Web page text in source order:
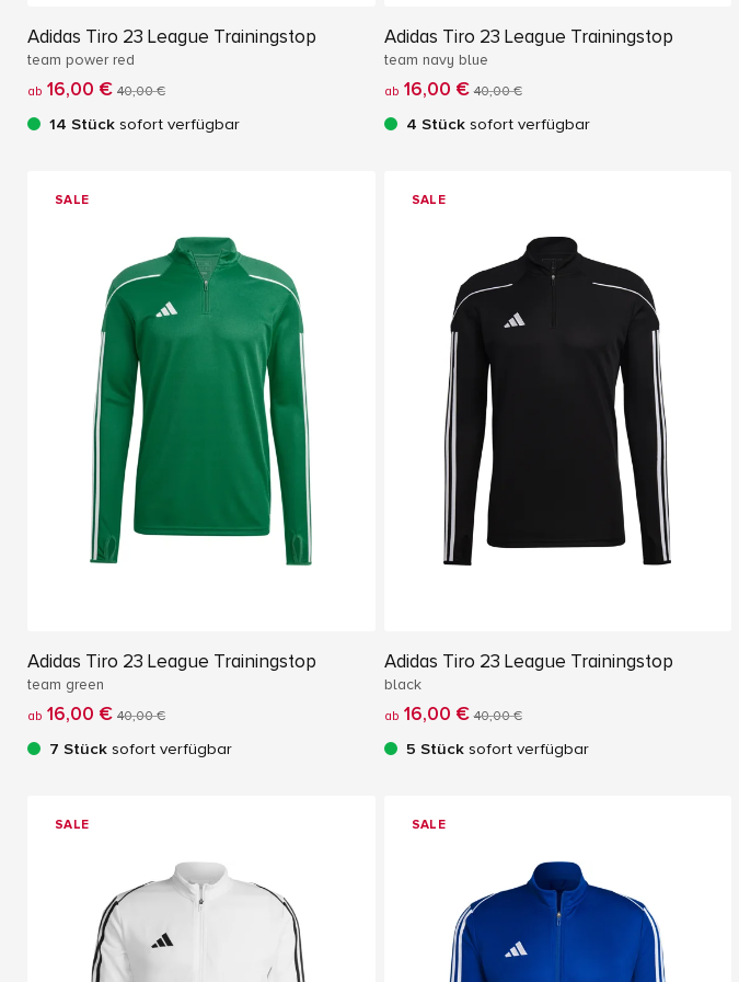
Adidas Tiro 23 League Trainingstop
team power red
ab 16,00 € 40,00 €
14 Stück sofort verfügbar
Adidas Tiro 23 League Trainingstop
team navy blue
ab 16,00 € 40,00 €
4 Stücksofort verfügbar
SALE
Adidas Tiro 23 League Trainingstop
team green
ab 16,00 € 40,00 €
7 Stück sofort verfügbar
SALE
Adidas Tiro 23 League Trainingstop
black
ab 16,00 € 40,00 €
5 Stücksofort verfügbar
SALE SALE